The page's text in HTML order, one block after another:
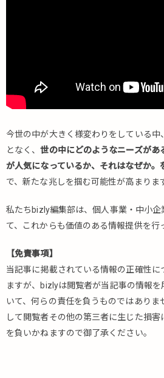
今世の中が大きく様変わりをしている中
となく、世の中にどのようなニーズがあ
が人気になっているか、それはなぜか。
で、新たな兆しを掴む可能性が高まりま
私たちbizly編集部は、個人事業・中小
て、これからも価値のある情報提供を行
【免責事項】
当記事に掲載されている情報の正確性に
ますが、bizlyは閲覧者が当記事の情報
いて、何らの責任を負うものではありま
して閲覧者その他の第三者に生じた損
を負いかねますので御了承ください。